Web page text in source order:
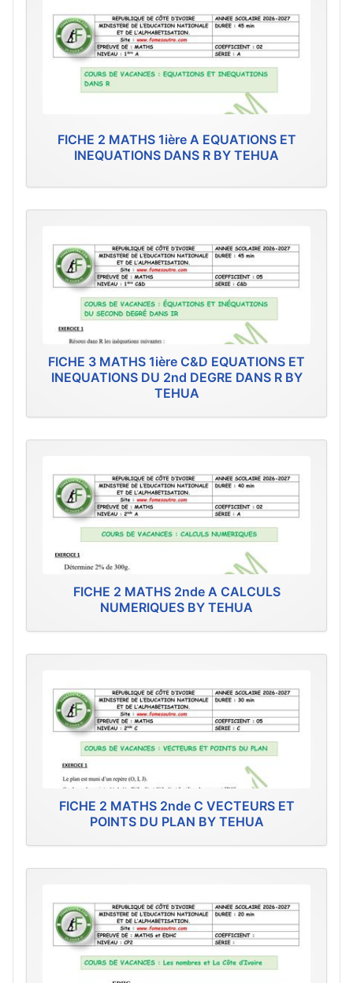
FICHE 2 MATHS 1ière A EQUATIONS ET
INEQUATIONS DANS R BY TEHUA
FICHE 3 MATHS 1ière C&D EQUATIONS ET
INEQUATIONS DU 2nd DEGRE DANS R BY
TEHUA
FICHE 2 MATHS 2nde A CALCULS
NUMERIQUES BY TEHUA
FICHE 2 MATHS 2nde C VECTEURS ET
POINTS DU PLAN BY TEHUA